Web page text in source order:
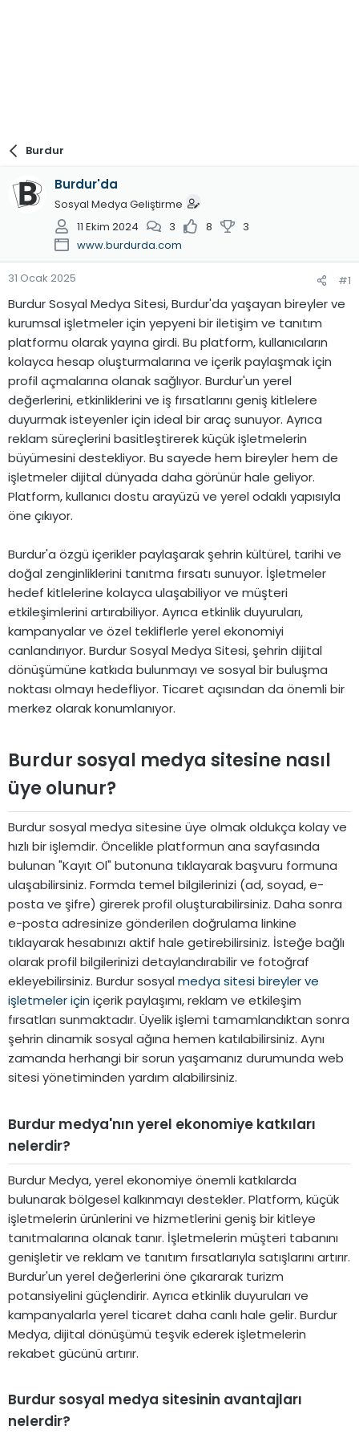
Burdur
Burdur'da
Sosyal Medya Geliştirme
11 Ekim 2024
3 8
3
www.burdurda.com
31 Ocak 2025 #1
Burdur Sosyal Medya Sitesi, Burdur'da yaşayan bireyler ve
kurumsal işletmeler için yepyeni bir iletişim ve tanıtım
platformu olarak yayına girdi. Bu platform, kullanıcıların
kolayca hesap oluşturmalarına ve içerik paylaşmak için
profil açmalarına olanak sağlıyor. Burdur'un yerel
değerlerini, etkinliklerini ve iş fırsatlarını geniş kitlelere
duyurmak isteyenler için ideal bir araç sunuyor. Ayrıca
reklam süreçlerini basitleştirerek küçük işletmelerin
büyümesini destekliyor. Bu sayede hem bireyler hem de
işletmeler dijital dünyada daha görünür hale geliyor.
Platform, kullanıcı dostu arayüzü ve yerel odaklı yapısıyla
öne çıkıyor.
Burdur'a özgü içerikler paylaşarak şehrin kültürel, tarihi ve
doğal zenginliklerini tanıtma fırsatı sunuyor. İşletmeler
hedef kitlelerine kolayca ulaşabiliyor ve müşteri
etkileşimlerini artırabiliyor. Ayrıca etkinlik duyuruları,
kampanyalar ve özel tekliflerle yerel ekonomiyi
canlandırıyor. Burdur Sosyal Medya Sitesi, şehrin dijital
dönüşümüne katkıda bulunmayı ve sosyal bir buluşma
noktası olmayı hedefliyor. Ticaret açısından da önemli bir
merkez olarak konumlanıyor.
Burdur sosyal medya sitesine nasıl
üye olunur?
Burdur sosyal medya sitesine üye olmak oldukça kolay ve
hızlı bir işlemdir. Öncelikle platformun ana sayfasında
bulunan "Kayıt Ol" butonuna tıklayarak başvuru formuna
ulaşabilirsiniz. Formda temel bilgilerinizi (ad, soyad, e-
posta ve şifre) girerek profil oluşturabilirsiniz. Daha sonra
e-posta adresinize gönderilen doğrulama linkine
tıklayarak hesabınızı aktif hale getirebilirsiniz. İsteğe bağlı
olarak profil bilgilerinizi detaylandırabilir ve fotoğraf
ekleyebilirsiniz. Burdur sosyal medya sitesi bireyler ve
işletmeler için içerik paylaşımı, reklam ve etkileşim
fırsatları sunmaktadır. Üyelik işlemi tamamlandıktan sonra
şehrin dinamik sosyal ağına hemen katılabilirsiniz. Aynı
zamanda herhangi bir sorun yaşamanız durumunda web
sitesi yönetiminden yardım alabilirsiniz.
Burdur medya'nın yerel ekonomiye katkıları
nelerdir?
Burdur Medya, yerel ekonomiye önemli katkılarda
bulunarak bölgesel kalkınmayı destekler. Platform, küçük
işletmelerin ürünlerini ve hizmetlerini geniş bir kitleye
tanıtmalarına olanak tanır. İşletmelerin müşteri tabanını
genişletir ve reklam ve tanıtım fırsatlarıyla satışlarını artırır.
Burdur'un yerel değerlerini öne çıkararak turizm
potansiyelini güçlendirir. Ayrıca etkinlik duyuruları ve
kampanyalarla yerel ticaret daha canlı hale gelir. Burdur
Medya, dijital dönüşümü teşvik ederek işletmelerin
rekabet gücünü artırır.
Burdur sosyal medya sitesinin avantajları
nelerdir?